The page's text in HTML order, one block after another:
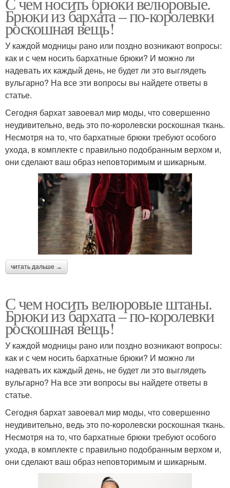
Брюки из бархата – по-королевки
роскошная вещь!
У каждой модницы рано или поздно возникают вопросы:
как и с чем носить бархатные брюки? И можно ли
надевать их каждый день, не будет ли это выглядеть
вульгарно? На все эти вопросы вы найдете ответы в
статье.
Сегодня бархат завоевал мир моды, что совершенно
неудивительно, ведь это по-королевски роскошная ткань.
Несмотря на то, что бархатные брюки требуют особого
ухода, в комплекте с правильно подобранным верхом и,
они сделают ваш образ неповторимым и шикарным.
читать дальше →
С чем носить велюровые штаны.
Брюки из бархата – по-королевки
роскошная вещь!
У каждой модницы рано или поздно возникают вопросы:
как и с чем носить бархатные брюки? И можно ли
надевать их каждый день, не будет ли это выглядеть
вульгарно? На все эти вопросы вы найдете ответы в
статье.
Сегодня бархат завоевал мир моды, что совершенно
неудивительно, ведь это по-королевски роскошная ткань.
Несмотря на то, что бархатные брюки требуют особого
ухода, в комплекте с правильно подобранным верхом и,
они сделают ваш образ неповторимым и шикарным.